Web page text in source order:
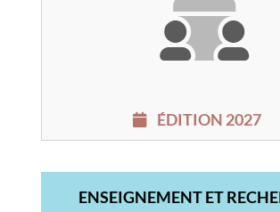
ÉDITION 2027
ENSEIGNEMENT ET